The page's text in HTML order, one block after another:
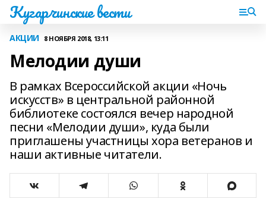
Кугарчинские вести
АКЦИИ 8 НОЯБРЯ 2018, 13:11
Мелодии души
В рамках Всероссийской акции «Ночь
искусств» в центральной районной
библиотеке состоялся вечер народной
песни «Мелодии души», куда были
приглашены участницы хора ветеранов и
наши активные читатели.